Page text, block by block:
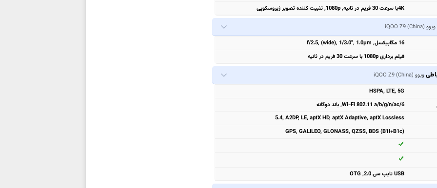
4Kبا سرعت 30 فریم در ثانیه, 1080p, تثبیت‌ کننده تصویر ژیروسکوپی
ویوو iQOO Z9 (China)
16 مگاپیکسل, f/2.5, (wide), 1/3.0", 1.0µm
فیلم برداری 1080p با سرعت 30 فریم در ثانیه
ویوو iQOO Z9 (China)
HSPA, LTE, 5G
Wi-Fi 802.11 a/b/g/n/ac/6, باند دوگانه
5.4, A2DP, LE, aptX HD, aptX Adaptive, aptX Lossless
GPS, GALILEO, GLONASS, QZSS, BDS (B1I+B1c)
USB تایپ سی 2.0, OTG